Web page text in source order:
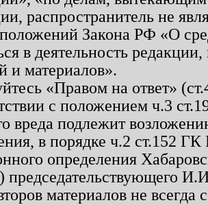
распространитель не
Закона РФ «О
в деятельность
и материалов».
«Правом на ответ»
с положением ч.3
вреда подлежит
в порядке ч.2 ст.152
определения
председательствующего
материалов не